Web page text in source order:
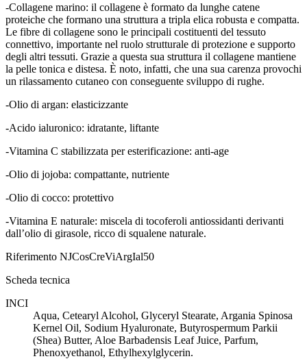
-Collagene marino: il collagene è formato da lunghe catene
proteiche che formano una struttura a tripla elica robusta e compatta.
Le fibre di collagene sono le principali costituenti del tessuto
connettivo, importante nel ruolo strutturale di protezione e supporto
degli altri tessuti. Grazie a questa sua struttura il collagene mantiene
la pelle tonica e distesa. È noto, infatti, che una sua carenza provochi
un rilassamento cutaneo con conseguente sviluppo di rughe.
-Olio di argan: elasticizzante
-Acido ialuronico: idratante, liftante
-Vitamina C stabilizzata per esterificazione: anti-age
-Olio di jojoba: compattante, nutriente
-Olio di cocco: protettivo
-Vitamina E naturale: miscela di tocoferoli antiossidanti derivanti
dall’olio di girasole, ricco di squalene naturale.
Riferimento NJCosCreViArgIal50
Scheda tecnica
INCI
Aqua, Cetearyl Alcohol, Glyceryl Stearate, Argania Spinosa
Kernel Oil, Sodium Hyaluronate, Butyrospermum Parkii
(Shea) Butter, Aloe Barbadensis Leaf Juice, Parfum,
Phenoxyethanol, Ethylhexylglycerin.